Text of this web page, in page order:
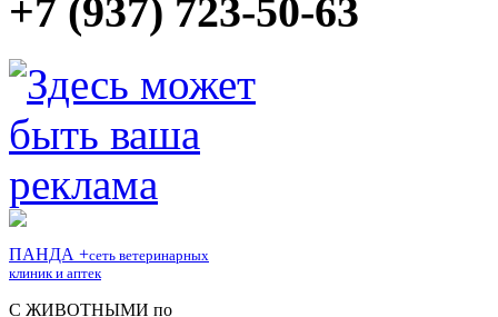
+7 (937) 723-50-63